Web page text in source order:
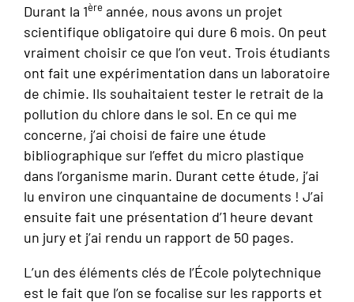
Durant la 1ère année, nous avons un projet
scientifique obligatoire qui dure 6 mois. On peut
vraiment choisir ce que l’on veut. Trois étudiants
ont fait une expérimentation dans un laboratoire
de chimie. Ils souhaitaient tester le retrait de la
pollution du chlore dans le sol. En ce qui me
concerne, j’ai choisi de faire une étude
bibliographique sur l’effet du micro plastique
dans l’organisme marin. Durant cette étude, j’ai
lu environ une cinquantaine de documents ! J’ai
ensuite fait une présentation d’1 heure devant
un jury et j’ai rendu un rapport de 50 pages.
L’un des éléments clés de l’École polytechnique
est le fait que l’on se focalise sur les rapports et